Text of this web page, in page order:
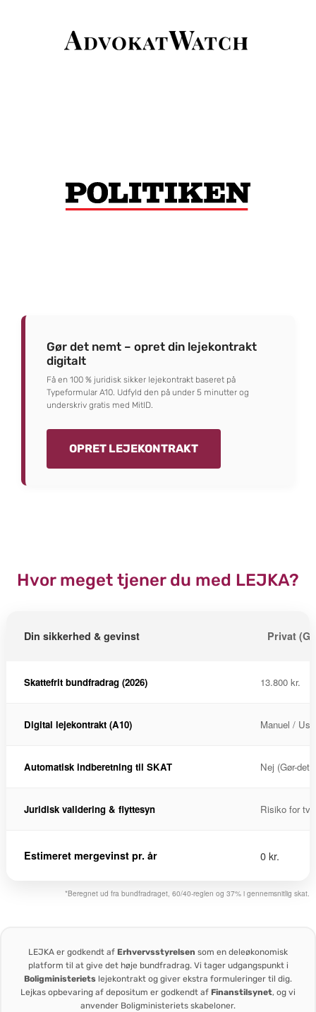
Gør det nemt – opret din lejekontrakt
digitalt
Få en 100 % juridisk sikker lejekontrakt baseret på
Typeformular A10. Udfyld den på under 5 minutter og
underskriv gratis med MitID.
OPRET LEJEKONTRAKT
Hvor meget tjener du med LEJKA?
Din sikkerhed & gevinst Privat
Skattefrit bundfradrag (2026) 13.800 kr.
Digital lejekontrakt (A10) Manuel /
Automatisk indberetning til SKAT Nej (Gør-det-
Juridisk validering & flyttesyn Risiko for
Estimeret mergevinst pr. år 0 kr.
*Beregnet ud fra bundfradraget, 60/40-reglen og 37% i gennemsnitlig skat.
LEJKA er godkendt af Erhvervsstyrelsen som en deleøkonomisk
platform til at give det høje bundfradrag. Vi tager udgangspunkt i
Boligministeriets lejekontrakt og giver ekstra formuleringer til dig.
Lejkas opbevaring af depositum er godkendt af Finanstilsynet, og vi
anvender Boligministeriets skabeloner.